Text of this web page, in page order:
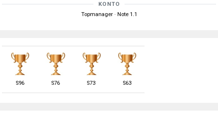
KONTO
Topmanager · Note 1.1
S96 S76 S73 S63